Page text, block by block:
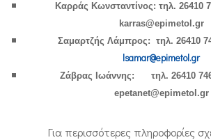
Καρράς Κωνσταντίνος: τηλ. 26410
karras@epimetol .gr
Σαμαρτζής Λάμπρος: τηλ. 26410
lsamar@epimetol.gr
Ζάβρας Ιωάννης: τηλ. 26410
epetanet@epimetol .gr
Για περισσότερες πληροφορίες